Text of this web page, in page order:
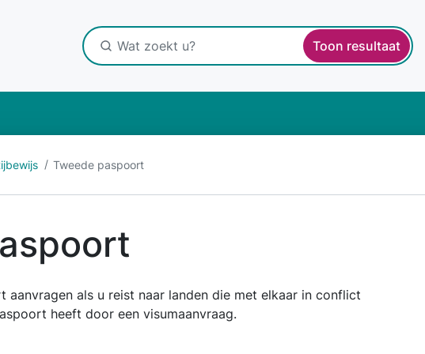
Toon resultaat
Tweede paspoort
aanvragen als u reist naar landen die met elkaar in conflict
heeft door een visumaanvraag.